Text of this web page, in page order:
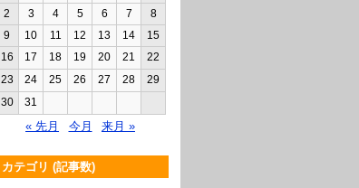
2
3 4 5 6 7
8
9
10 11 12 13 14
15
16
17 18 19 20 21
22
23
24 25 26 27 28
29
30
31
« 先月 今月 来月 »
カテゴリ (記事数)